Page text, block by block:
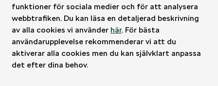
funktioner för sociala medier och för att analysera
webbtrafiken. Du kan läsa en detaljerad beskrivning
av alla cookies vi använder här. För bästa
användarupplevelse rekommenderar vi att du
aktiverar alla cookies men du kan självklart anpassa
det efter dina behov.
Kontakt
Bilar